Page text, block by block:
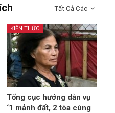
Tất Cả Các
KIẾN THỨC
Tổng cục hướng dẫn vụ
‘1 mảnh đất, 2 tòa cùng